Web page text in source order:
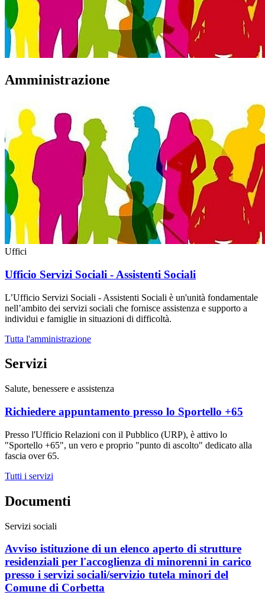
Amministrazione
Uffici
Ufficio Servizi Sociali - Assistenti Sociali
L’Ufficio Servizi Sociali - Assistenti Sociali è un'unità fondamentale
nell’ambito dei servizi sociali che fornisce assistenza e supporto a
individui e famiglie in situazioni di difficoltà.
Tutta l'amministrazione
Servizi
Salute, benessere e assistenza
Richiedere appuntamento presso lo Sportello +65
Presso l'Ufficio Relazioni con il Pubblico (URP), è attivo lo
"Sportello +65", un vero e proprio "punto di ascolto" dedicato alla
fascia over 65.
Tutti i servizi
Documenti
Servizi sociali
Avviso istituzione di un elenco aperto di strutture
residenziali per l'accoglienza di minorenni in carico
presso i servizi sociali/servizio tutela minori del
Comune di Corbetta